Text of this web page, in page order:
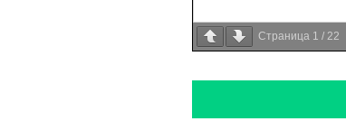
Страница 1 / 22